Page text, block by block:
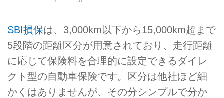
SBI損保は、3,000km以下から15,000km超まで
5段階の距離区分が用意されており、走行距離
に応じて保険料を合理的に設定できるダイレ
クト型の自動車保険です。区分は他社ほど細
かくはありませんが、その分シンプルで分か